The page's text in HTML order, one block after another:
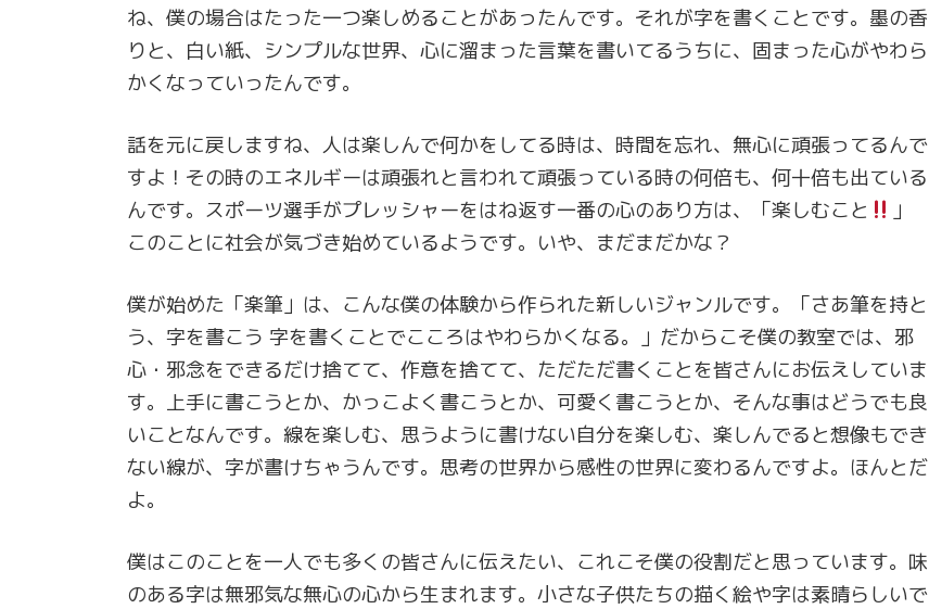
ね、僕の場合はたった一つ楽しめることがあったんです。それが字を書くことです。墨の香
りと、白い紙、シンプルな世界、心に溜まった言葉を書いてるうちに、固まった心がやわら
かくなっていったんです。
話を元に戻しますね、人は楽しんで何かをしてる時は、時間を忘れ、無心に頑張ってるんで
すよ！その時のエネルギーは頑張れと言われて頑張っている時の何倍も、何十倍も出ている
んです。スポーツ選手がプレッシャーをはね返す一番の心のあり方は、「楽しむこと
」
このことに社会が気づき始めているようです。いや、まだまだかな？
僕が始めた「楽筆」は、こんな僕の体験から作られた新しいジャンルです。「さあ筆を持と
う、字を書こう 字を書くことでこころはやわらかくなる。」だからこそ僕の教室では、邪
心・邪念をできるだけ捨てて、作意を捨てて、ただただ書くことを皆さんにお伝えしていま
す。上手に書こうとか、かっこよく書こうとか、可愛く書こうとか、そんな事はどうでも良
いことなんです。線を楽しむ、思うように書けない自分を楽しむ、楽しんでると想像もでき
ない線が、字が書けちゃうんです。思考の世界から感性の世界に変わるんですよ。ほんとだ
よ。
僕はこのことを一人でも多くの皆さんに伝えたい、これこそ僕の役割だと思っています。味
のある字は無邪気な無心の心から生まれます。小さな子供たちの描く絵や字は素晴らしいで